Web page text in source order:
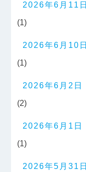
2026年6月11日
(1)
2026年6月10日
(1)
2026年6月2日
(2)
2026年6月1日
(1)
2026年5月31日